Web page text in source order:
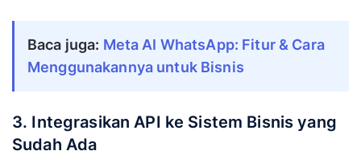
Baca juga: Meta AI WhatsApp: Fitur & Cara
Menggunakannya untuk Bisnis
3. Integrasikan API ke Sistem Bisnis yang
Sudah Ada